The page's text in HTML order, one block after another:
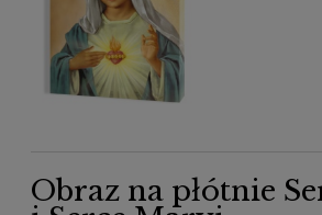
Obraz na płótnie